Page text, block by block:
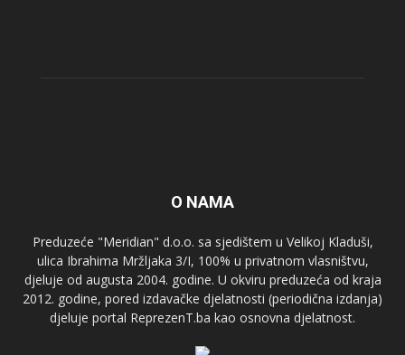
O NAMA
Preduzeće "Meridian" d.o.o. sa sjedištem u Velikoj Kladuši,
ulica Ibrahima Mržljaka 3/I, 100% u privatnom vlasništvu,
djeluje od augusta 2004. godine. U okviru preduzeća od kraja
2012. godine, pored izdavačke djelatnosti (periodična izdanja)
djeluje portal ReprezenT.ba kao osnovna djelatnost.